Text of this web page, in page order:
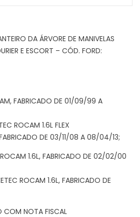
DA ÁRVORE DE MANIVELAS
E ESCORT – CÓD. FORD:
FABRICADO DE 01/09/99 A
ROCAM 1.6L FLEX
DE 03/11/08 A 08/04/13;
1.6L, FABRICADO DE 02/02/00
ROCAM 1.6L, FABRICADO DE
COM NOTA FISCAL